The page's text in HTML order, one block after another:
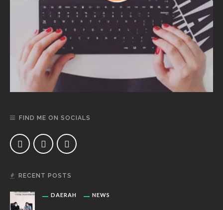
FIND ME ON SOCIALS
RECENT POSTS
DAERAH NEWS